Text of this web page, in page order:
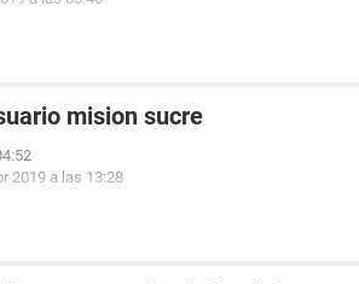
mision sucre
2019 a las 13:28